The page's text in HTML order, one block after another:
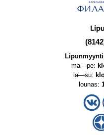
ma—pe:
la—su:
lounas: